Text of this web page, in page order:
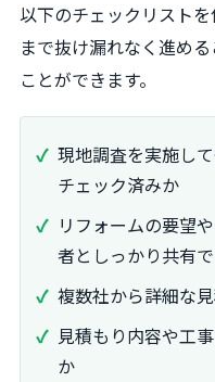
以下のチェックリスト
まで抜け漏れなく進め
ことができます。
現地調査を実施し
チェック済みか
リフォームの要望
者としっかり共有
複数社から詳細な
見積もり内容や工
か